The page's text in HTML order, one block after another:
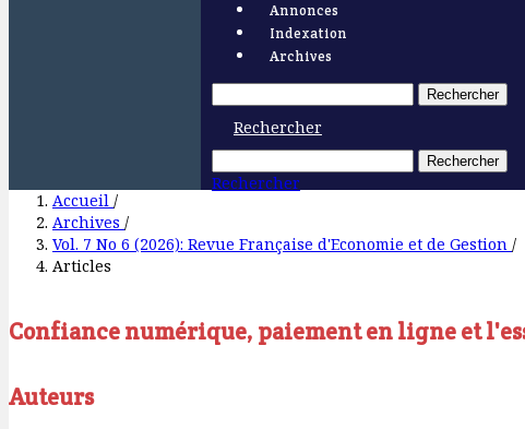
Annonces
Indexation
Archives
Rechercher
Rechercher
Rechercher
Rechercher
Accueil /
Archives /
Vol. 7 No 6 (2026): Revue Française d'Economie et de Gestion /
Articles
Confiance numérique, paiement en ligne et
Auteurs